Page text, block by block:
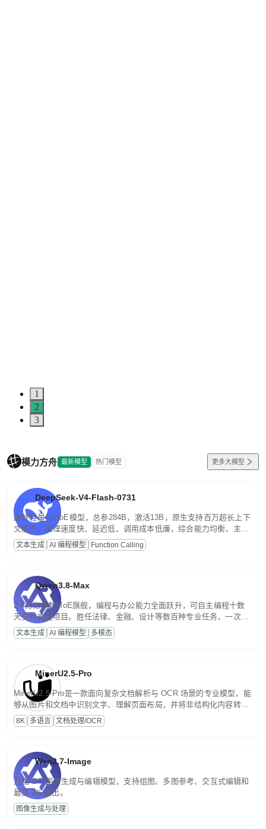
1
2
3
模力方舟 最新模型 热门模型 更多大模型
DeepSeek-V4-Flash-0731
高效轻量化MoE模型，总参284B，激活13B，原生支持百万超长上下
文能力。推理速度快、延迟低、调用成本低廉，综合能力均衡，主打
高并发、轻量化任务，适合日常对话、内容创作、基础 RAG、批量
文案处理等普惠刚需场景。
文本生成 AI 编程模型 Function Calling
Qwen3.8-Max
2.4万亿参数MoE旗舰，编程与办公能力全面跃升，可自主编程十数
天交付完整项目。胜任法律、金融、设计等数百种专业任务，一次对
话端到端交付生产级成果。原生视觉理解贯穿规划、执行与验证全流
程，支持超长文档与长视频的深度语义解析。长程任务中自主规划与
文本生成 AI 编程模型 多模态
MinerU2.5-Pro
MinerU2.5-Pro是一款面向复杂文档解析与 OCR 场景的专业模型，能
够从图片和文档中识别文字、理解页面布局，并将非结构化内容转换
为便于存储、检索和二次处理的结构化结果。
8K 多语言 文档处理/OCR
Wan2.7-Image
万相 2.7 图像生成与编辑模型，支持组图、多图参考、交互式编辑和
最高 2K 输出。
图像生成与处理